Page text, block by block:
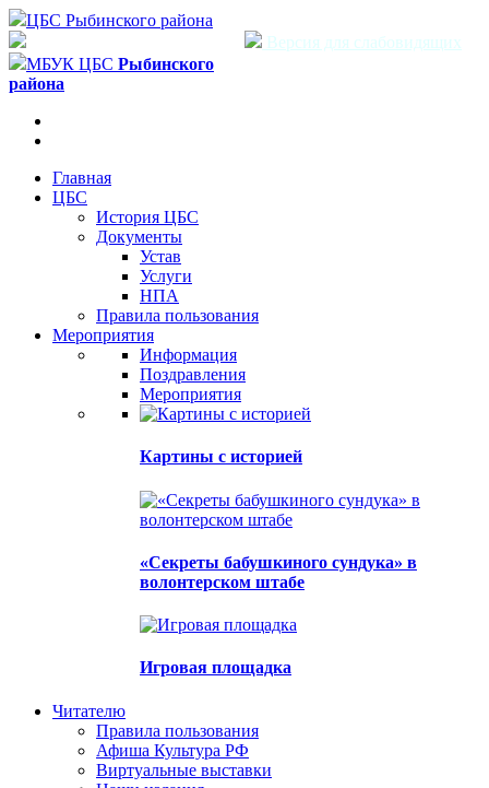
ЦБС Рыбинского района
Версия для слабовидящих
МБУК ЦБС Рыбинского
района
Главная
ЦБС
История ЦБС
Документы
Устав
Услуги
НПА
Правила пользования
Мероприятия
Информация
Поздравления
Мероприятия
Картины с историей
«Секреты бабушкиного сундука» в
волонтерском штабе
Игровая площадка
Читателю
Правила пользования
Афиша Культура РФ
Виртуальные выставки